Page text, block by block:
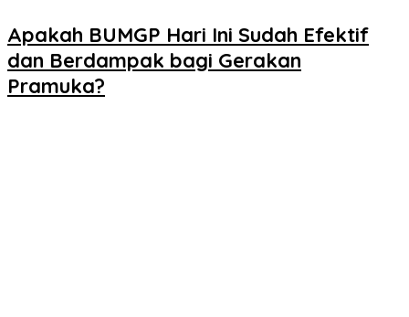
Apakah BUMGP Hari Ini Sudah Efektif
dan Berdampak bagi Gerakan
Pramuka?